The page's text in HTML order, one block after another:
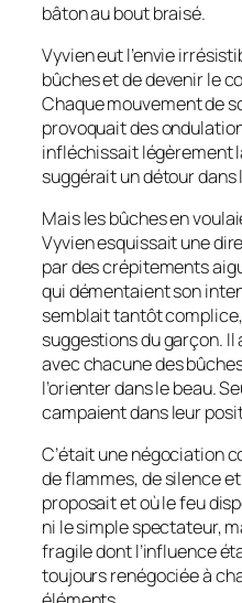
bâton au bout braisé.
Vyvien eut l’envie
bûches et de devenir le
Chaque mouvement de
provoquait des
infléchissait légèrement
suggérait un détour dans
Mais les bûches en
Vyvien esquissait une
par des crépitements
qui démentaient son
semblait tantôt
suggestions du garçon.
avec chacune des
l’orienter dans le beau.
campaient dans leur
C’était une négociation
de flammes, de silence
proposait et où le feu
ni le simple spectateur,
fragile dont l’influence
toujours renégociée à